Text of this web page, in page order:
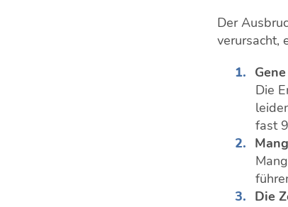
Der
verursacht,
Gene
Die
fast
Die